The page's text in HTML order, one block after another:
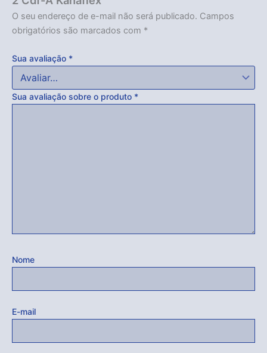
O seu endereço de e-mail não será publicado. Campos
obrigatórios são marcados com *
Sua avaliação *
Sua avaliação sobre o produto *
Nome
E-mail